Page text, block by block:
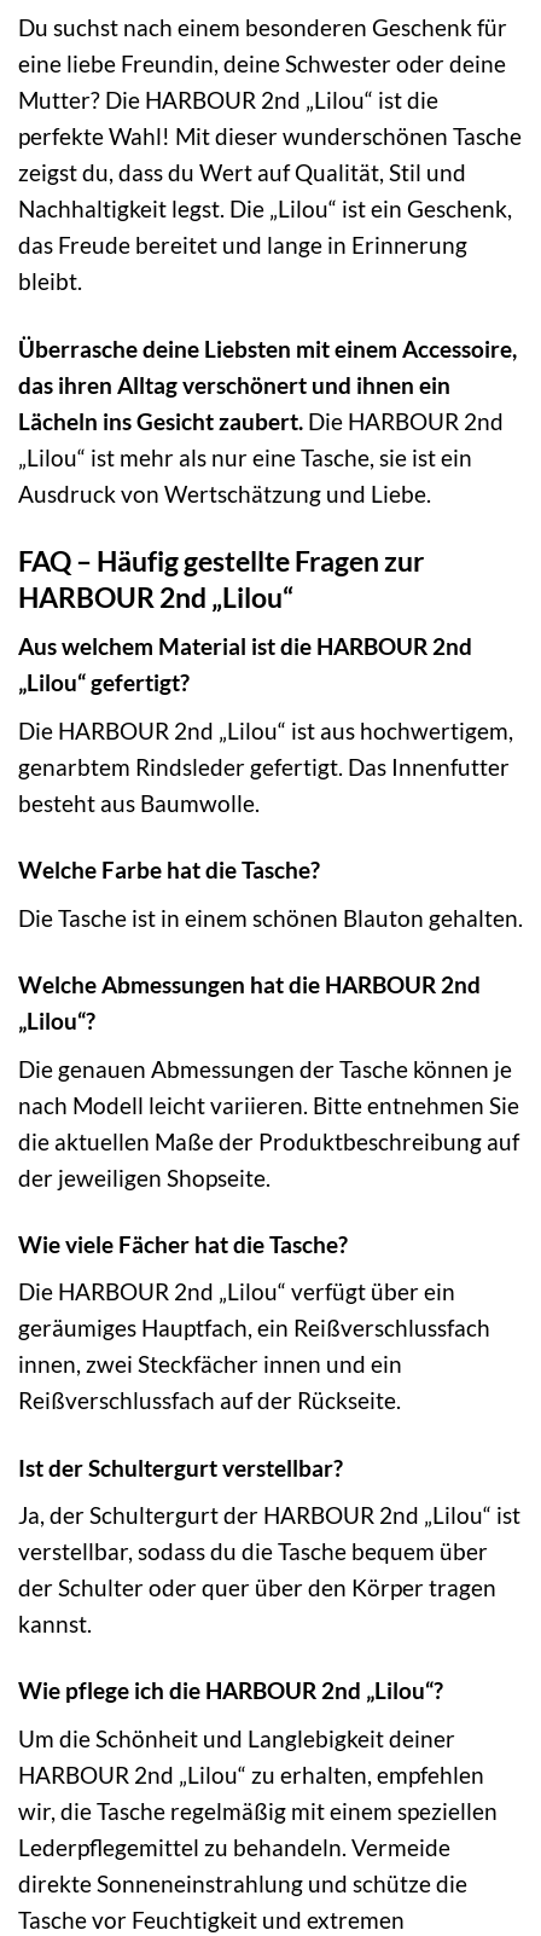
Du suchst nach einem besonderen Geschenk für
eine liebe Freundin, deine Schwester oder deine
Mutter? Die HARBOUR 2nd „Lilou“ ist die
perfekte Wahl! Mit dieser wunderschönen Tasche
zeigst du, dass du Wert auf Qualität, Stil und
Nachhaltigkeit legst. Die „Lilou“ ist ein Geschenk,
das Freude bereitet und lange in Erinnerung
bleibt.
Überrasche deine Liebsten mit einem Accessoire,
das ihren Alltag verschönert und ihnen ein
Lächeln ins Gesicht zaubert. Die HARBOUR 2nd
„Lilou“ ist mehr als nur eine Tasche, sie ist ein
Ausdruck von Wertschätzung und Liebe.
FAQ – Häufig gestellte Fragen zur
HARBOUR 2nd „Lilou“
Aus welchem Material ist die HARBOUR 2nd
„Lilou“ gefertigt?
Die HARBOUR 2nd „Lilou“ ist aus hochwertigem,
genarbtem Rindsleder gefertigt. Das Innenfutter
besteht aus Baumwolle.
Welche Farbe hat die Tasche?
Die Tasche ist in einem schönen Blauton gehalten.
Welche Abmessungen hat die HARBOUR 2nd
„Lilou“?
Die genauen Abmessungen der Tasche können je
nach Modell leicht variieren. Bitte entnehmen Sie
die aktuellen Maße der Produktbeschreibung auf
der jeweiligen Shopseite.
Wie viele Fächer hat die Tasche?
Die HARBOUR 2nd „Lilou“ verfügt über ein
geräumiges Hauptfach, ein Reißverschlussfach
innen, zwei Steckfächer innen und ein
Reißverschlussfach auf der Rückseite.
Ist der Schultergurt verstellbar?
Ja, der Schultergurt der HARBOUR 2nd „Lilou“ ist
verstellbar, sodass du die Tasche bequem über
der Schulter oder quer über den Körper tragen
kannst.
Wie pflege ich die HARBOUR 2nd „Lilou“?
Um die Schönheit und Langlebigkeit deiner
HARBOUR 2nd „Lilou“ zu erhalten, empfehlen
wir, die Tasche regelmäßig mit einem speziellen
Lederpflegemittel zu behandeln. Vermeide
direkte Sonneneinstrahlung und schütze die
Tasche vor Feuchtigkeit und extremen